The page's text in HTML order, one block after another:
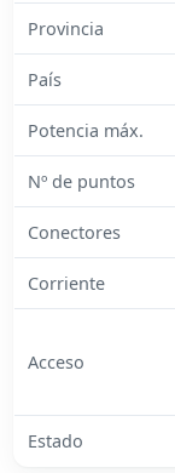
Provincia
País
Potencia máx.
Nº de puntos
Conectores
Corriente
Acceso
Estado